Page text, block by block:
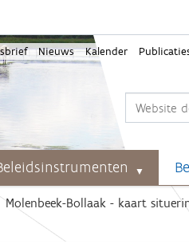
Nieuws Kalender
Molenbeek-Bollaak - kaart